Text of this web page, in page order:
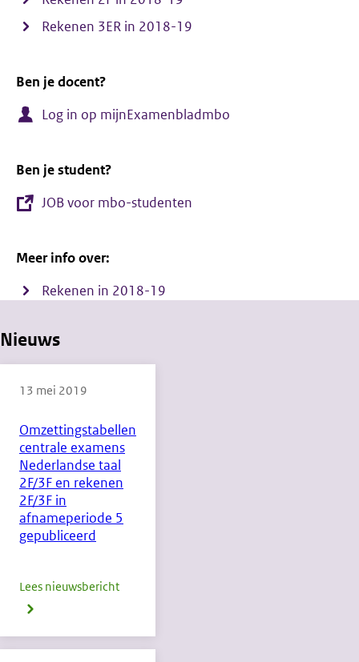
Rekenen 3ER in 2018-19
Ben je docent?
Log in op mijnExamenbladmbo
Ben je student?
JOB voor mbo-studenten
Meer info over:
Rekenen in 2018-19
Nieuws
Omzettingstabellen
centrale examens
Nederlandse taal
2F/3F en rekenen
2F/3F in
afnameperiode 5
gepubliceerd
13 mei 2019
Lees nieuwsbericht
examens